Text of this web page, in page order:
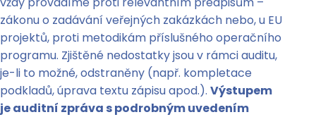
zákonu o zadávání veřejných zakázkách nebo, u EU
projektů, proti metodikám příslušného operačního
programu. Zjištěné nedostatky jsou v rámci auditu,
je-li to možné, odstraněny (např. kompletace
podkladů, úprava textu zápisu apod.). Výstupem
je auditní zpráva s podrobným uvedením